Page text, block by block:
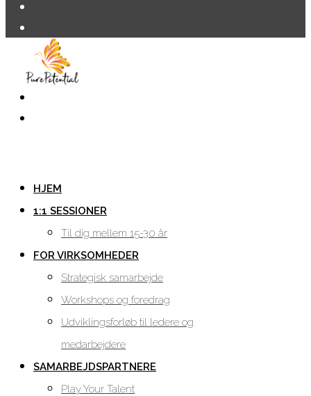
HJEM
1:1 SESSIONER
Til dig mellem 15-30 år
FOR VIRKSOMHEDER
Strategisk samarbejde
Workshops og foredrag
Udviklingsforløb til ledere og
medarbejdere
SAMARBEJDSPARTNERE
Play Your Talent